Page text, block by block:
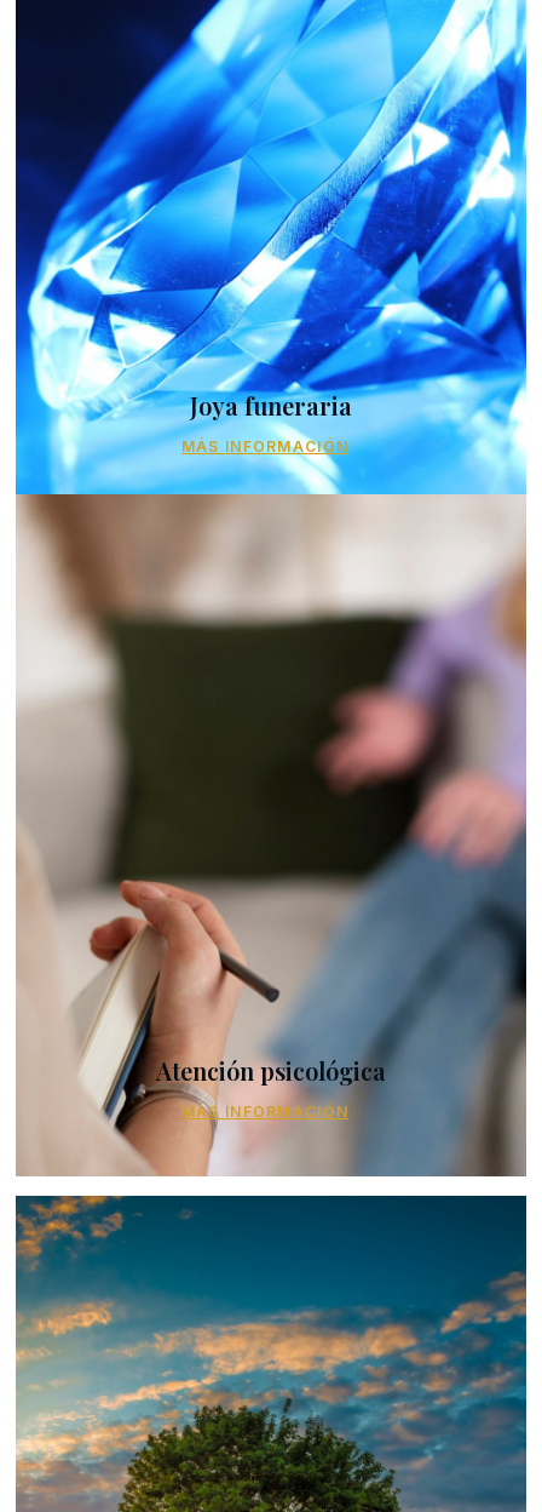
Joya funeraria
MÁS INFORMACIÓN
Atención psicológica
MÁS INFORMACIÓN